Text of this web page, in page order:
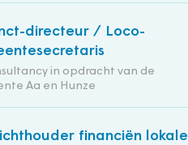
directeur / Loco-
in opdracht van de
Aa en Hunze
financiën lokale